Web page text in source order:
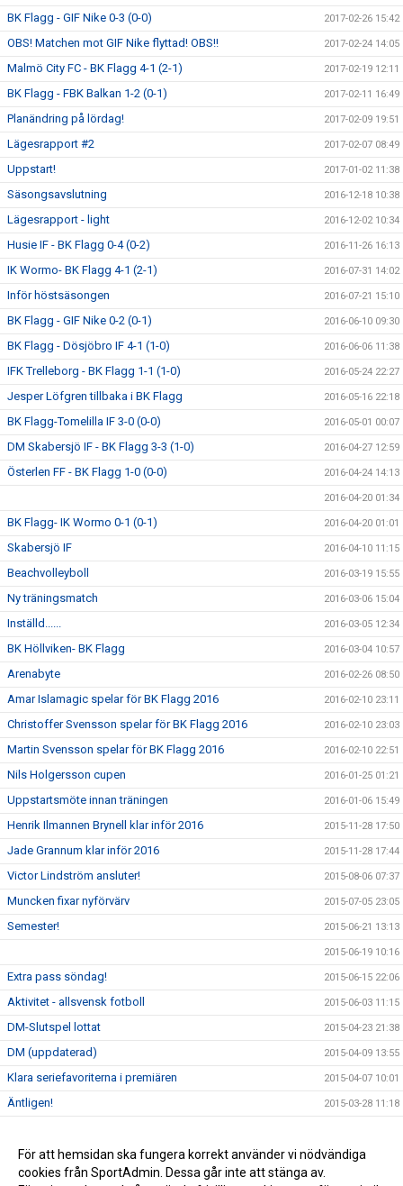
BK Flagg - GIF Nike 0-3 (0-0) 2017-02-26 15:42
OBS! Matchen mot GIF Nike flyttad! OBS!! 2017-02-24 14:05
Malmö City FC - BK Flagg 4-1 (2-1) 2017-02-19 12:11
BK Flagg - FBK Balkan 1-2 (0-1) 2017-02-11 16:49
Planändring på lördag! 2017-02-09 19:51
Lägesrapport #2 2017-02-07 08:49
Uppstart! 2017-01-02 11:38
Säsongsavslutning 2016-12-18 10:38
Lägesrapport - light 2016-12-02 10:34
Husie IF - BK Flagg 0-4 (0-2) 2016-11-26 16:13
IK Wormo- BK Flagg 4-1 (2-1) 2016-07-31 14:02
Inför höstsäsongen 2016-07-21 15:10
BK Flagg - GIF Nike 0-2 (0-1) 2016-06-10 09:30
BK Flagg - Dösjöbro IF 4-1 (1-0) 2016-06-06 11:38
IFK Trelleborg - BK Flagg 1-1 (1-0) 2016-05-24 22:27
Jesper Löfgren tillbaka i BK Flagg 2016-05-16 22:18
BK Flagg-Tomelilla IF 3-0 (0-0) 2016-05-01 00:07
DM Skabersjö IF - BK Flagg 3-3 (1-0) 2016-04-27 12:59
Österlen FF - BK Flagg 1-0 (0-0) 2016-04-24 14:13
2016-04-20 01:34
BK Flagg- IK Wormo 0-1 (0-1) 2016-04-20 01:01
Skabersjö IF 2016-04-10 11:15
Beachvolleyboll 2016-03-19 15:55
Ny träningsmatch 2016-03-06 15:04
Inställd...... 2016-03-05 12:34
BK Höllviken- BK Flagg 2016-03-04 10:57
Arenabyte 2016-02-26 08:50
Amar Islamagic spelar för BK Flagg 2016 2016-02-10 23:11
Christoffer Svensson spelar för BK Flagg 2016 2016-02-10 23:03
Martin Svensson spelar för BK Flagg 2016 2016-02-10 22:51
Nils Holgersson cupen 2016-01-25 01:21
Uppstartsmöte innan träningen 2016-01-06 15:49
Henrik Ilmannen Brynell klar inför 2016 2015-11-28 17:50
Jade Grannum klar inför 2016 2015-11-28 17:44
Victor Lindström ansluter! 2015-08-06 07:37
Muncken fixar nyförvärv 2015-07-05 23:05
Semester! 2015-06-21 13:13
2015-06-19 10:16
Extra pass söndag! 2015-06-15 22:06
Aktivitet - allsvensk fotboll 2015-06-03 11:15
DM-Slutspel lottat 2015-04-23 21:38
DM (uppdaterad) 2015-04-09 13:55
Klara seriefavoriterna i premiären 2015-04-07 10:01
Äntligen! 2015-03-28 11:18
Familjen Körseus har fått tillökning... 2015-03-12 13:33
Kvartsfinal i Malmömästerskapet 2015-03-12 13:32
För att hemsidan ska fungera korrekt använder vi nödvändiga
cookies från SportAdmin. Dessa går inte att stänga av.